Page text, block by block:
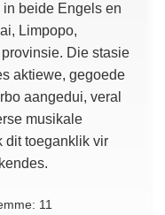
beide Engels en
Limpopo,
Die stasie
aktiewe, gegoede
aangedui, veral
musikale
dit toeganklik vir
11